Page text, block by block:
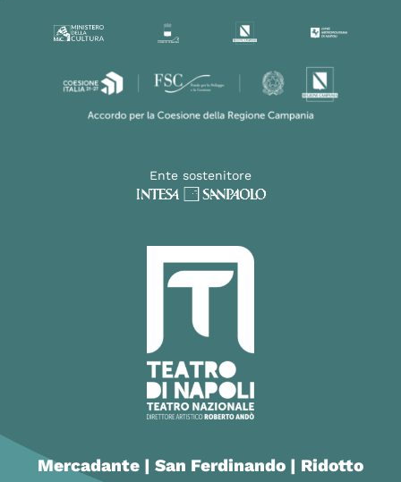
Ente sostenitore
Mercadante | San Ferdinando | Ridotto